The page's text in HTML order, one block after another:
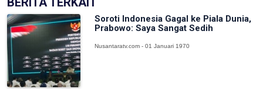
Soroti Indonesia Gagal ke Piala Dunia,
Prabowo: Saya Sangat Sedih
Nusantaratv.com - 01 Januari 1970